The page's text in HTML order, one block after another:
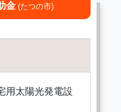
金 (たつの市)
用太陽光発電設